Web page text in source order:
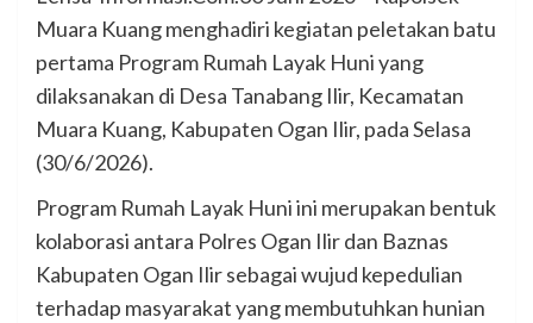
Muara Kuang menghadiri kegiatan peletakan batu
pertama Program Rumah Layak Huni yang
dilaksanakan di Desa Tanabang Ilir, Kecamatan
Muara Kuang, Kabupaten Ogan Ilir, pada Selasa
(30/6/2026).
Program Rumah Layak Huni ini merupakan bentuk
kolaborasi antara Polres Ogan Ilir dan Baznas
Kabupaten Ogan Ilir sebagai wujud kepedulian
terhadap masyarakat yang membutuhkan hunian